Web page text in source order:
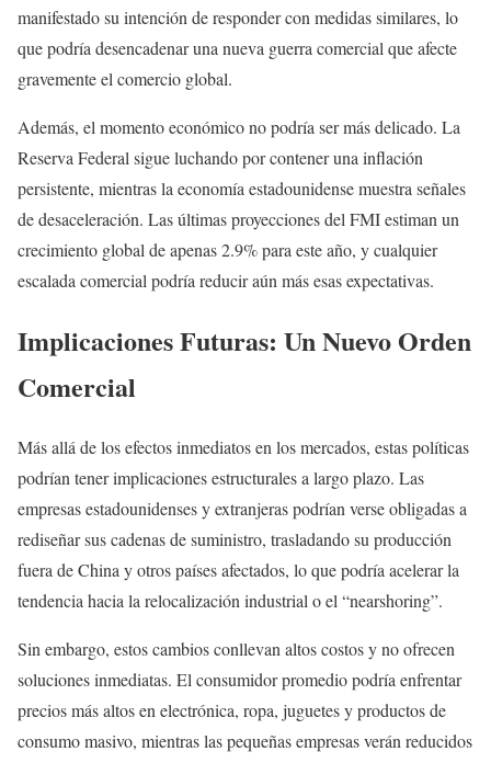
manifestado su intención de responder con medidas similares, lo
que podría desencadenar una nueva guerra comercial que afecte
gravemente el comercio global.
Además, el momento económico no podría ser más delicado. La
Reserva Federal sigue luchando por contener una inflación
persistente, mientras la economía estadounidense muestra señales
de desaceleración. Las últimas proyecciones del FMI estiman un
crecimiento global de apenas 2.9% para este año, y cualquier
escalada comercial podría reducir aún más esas expectativas.
Implicaciones Futuras: Un Nuevo Orden
Comercial
Más allá de los efectos inmediatos en los mercados, estas políticas
podrían tener implicaciones estructurales a largo plazo. Las
empresas estadounidenses y extranjeras podrían verse obligadas a
rediseñar sus cadenas de suministro, trasladando su producción
fuera de China y otros países afectados, lo que podría acelerar la
tendencia hacia la relocalización industrial o el “nearshoring”.
Sin embargo, estos cambios conllevan altos costos y no ofrecen
soluciones inmediatas. El consumidor promedio podría enfrentar
precios más altos en electrónica, ropa, juguetes y productos de
consumo masivo, mientras las pequeñas empresas verán reducidos